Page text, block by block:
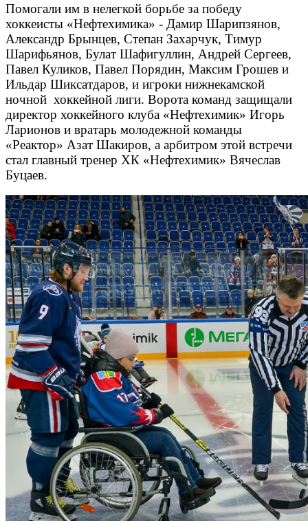
Помогали им в нелегкой борьбе за победу
хоккеисты «Нефтехимика» - Дамир Шарипзянов,
Александр Брынцев, Степан Захарчук, Тимур
Шарифьянов, Булат Шафигуллин, Андрей Сергеев,
Павел Куликов, Павел Порядин, Максим Грошев и
Ильдар Шиксатдаров, и игроки нижнекамской
ночной хоккейной лиги. Ворота команд защищали
директор хоккейного клуба «Нефтехимик» Игорь
Ларионов и вратарь молодежной команды
«Реактор» Азат Шакиров, а арбитром этой встречи
стал главный тренер ХК «Нефтехимик» Вячеслав
Буцаев.